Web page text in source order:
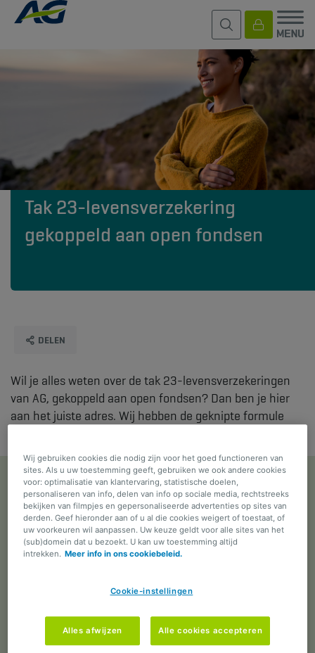
Tak 23-levensverzekering
gekoppeld aan open fondsen
DELEN
Wil je alles weten over de tak 23-levensverzekeringen
van AG, gekoppeld aan open fondsen? Dan ben je hier
aan het juiste adres. Wij hebben de geknipte formule
Beleggen om mijn kapitaal te laten
renderen
Met een tak 23-levensverzekering gekoppeld aan open
een of meer fondsen
deze fondsen, die zowel kunnen stijgen als dalen. Het
van dit type levensverzekering? Eenpotentieel
Wij gebruiken cookies die nodig zijn voor het goed functioneren van
sites. Als u uw toestemming geeft, gebruiken we ook andere cookies
voor: optimalisatie van klantervaring, statistische doelen,
personaliseren van info, delen van info op sociale media, rechtstreeks
bekijken van filmpjes en gepersonaliseerde advertenties op sites van
derden. Geef hieronder aan of u al die cookies weigert of toestaat, of
uw voorkeuren wil aanpassen. Uw keuze geldt voor alle sites van het
(sub)domein dat u bezoekt. U kan uw toestemming altijd
intrekken. Meer info in ons cookiebeleid.
Cookie-instellingen
Alles afwijzen Alle cookies accepteren